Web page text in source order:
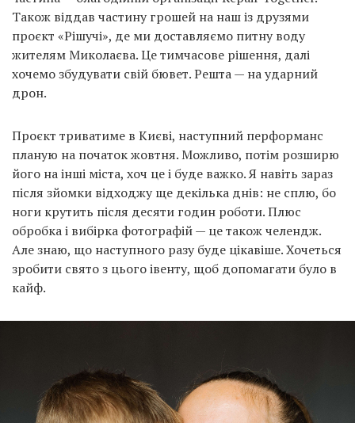
Також віддав частину грошей на наш із друзями
проєкт «Рішучі», де ми доставляємо питну воду
жителям Миколаєва. Це тимчасове рішення, далі
хочемо збудувати свій бювет. Решта — на ударний
дрон.
Проєкт триватиме в Києві, наступний перформанс
планую на початок жовтня. Можливо, потім розширю
його на інші міста, хоч це і буде важко. Я навіть зараз
після зйомки відходжу ще декілька днів: не сплю, бо
ноги крутить після десяти годин роботи. Плюс
обробка і вибірка фотографій — це також челендж.
Але знаю, що наступного разу буде цікавіше. Хочеться
зробити свято з цього івенту, щоб допомагати було в
кайф.